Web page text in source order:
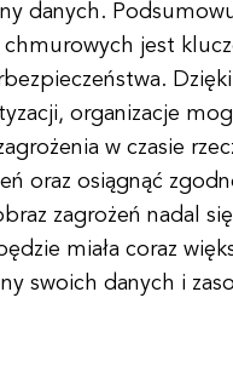
danych.
chmurowych jest
organizacje
w czasie
oraz osiągnąć
zagrożeń nadal
miała coraz
swoich danych i